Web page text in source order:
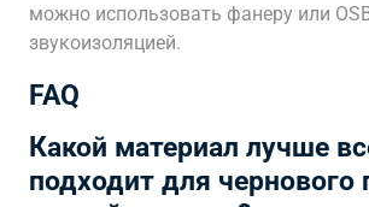
можно использовать фанеру или
звукоизоляцией.
FAQ
Какой материал лучше
подходит для чернового